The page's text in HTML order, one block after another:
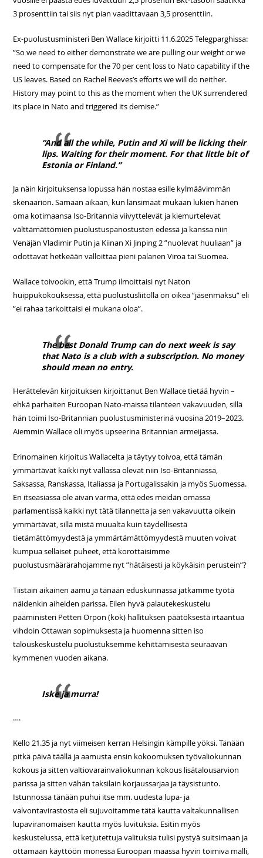
3 prosenttiin tai siis nyt pian vaadittavaan 3,5 prosenttiin.
Ex-puolustusministeri Ben Wallace kirjoitti 11.6.2025 Telegparghissa:
”So we need to either demonstrate we are pulling our weight or we
need to compensate for the 70 per cent loss to Nato capability if the
US leaves. Based on Rachel Reeves’s efforts we will do neither.
History may point to this as the moment when the UK surrendered
its place in Nato and triggered its demise.”
“And all the while, Putin and Xi will be licking their
lips. Waiting for their moment. For that little bit of
Estonia or Finland.”
Ja näin kirjoituksensa lopussa hän nostaa esille kylmäävimmän
skenaarion. Samaan aikaan, kun länsimaat mukaan lukien hänen
oma kotimaansa Iso-Britannia viivyttelevät ja kiemurtelevat
välttämättömien puolustuspanostusten edessä ja kanssa niin
Venäjän Vladimir Putin ja Kiinan Xi Jinping 2 ”nuolevat huuliaan” ja
odottavat hetkeään valloittaa pieni palanen Viroa tai Suomea.
Wallace toivookin, että Trump ilmoittaisi nyt Naton
huippukokouksessa, että puolustusliitolla on oikea ”jäsenmaksu” eli
”ei rahaa tarkoittaisi ei mukana oloa”.
The best Donald Trump can do next week is say
that Nato is a club with a subscription. No money
should mean no entry.
Herättelevän kirjoituksen kirjoittanut Ben Wallace tietää hyvin –
ehkä parhaiten Euroopan Nato-maissa tilanteen vakavuuden, sillä
hän toimi Iso-Britannian puolustusministerinä vuosina 2019–2023.
Aiemmin Wallace oli myös upseerina Britannian armeijassa.
Erinomainen kirjoitus Wallacelta ja täytyy toivoa, että tämän
ymmärtävät kaikki nyt vallassa olevat niin Iso-Britanniassa,
Saksassa, Ranskassa, Italiassa ja Portugalissakin ja myös Suomessa.
En itseasiassa ole aivan varma, että edes meidän omassa
parlamentissä kaikki nyt tätä tilannetta ja sen vakavuutta oikein
ymmärtävät, sillä mistä muualta kuin täydellisestä
tietämättömyydestä ja ymmärtämättömyydestä muuten voivat
kumpua sellaiset puheet, että korottaisimme
puolustusmäärärahojamme nyt ”hätäisesti ja köykäisin perustein”?
Tiistain aikainen aamu ja tänään eduskunnassa jatkamme työtä
näidenkin aiheiden parissa. Eilen hyvä palautekeskustelu
pääministeri Petteri Orpon (kok) hallituksen päätöksestä irtaantua
vihdoin Ottawan sopimuksesta ja huomenna sitten iso
talouskeskustelu puolustuksemme kehittämisestä seuraavan
kymmenen vuoden aikana.
Iske ja murra!
….
Kello 21.35 ja nyt viimeisen kerran Helsingin kämpille yöksi. Tänään
pitkä päivä täällä ja aamusta ensin kokoomuksen työvaliokunnan
kokous ja sitten valtiovarainvaliokunnan kokous lisätalousarvion
parissa ja sitten vähän taksilain korjaussarjaa ja täysistunto.
Istunnossa tänään puhui itse mm. uudesta lupa- ja
valvontavirastosta eli sujuvoitamme tätä kautta valtakunnallisen
lupaviranomaisen kautta myös luvituksia. Esitin myös
keskustelussa, että ketjutettuja valituksia tulisi pystyä suitsimaan ja
ottamaan käyttöön monessa Euroopan maassa hyvin toimiva malli,